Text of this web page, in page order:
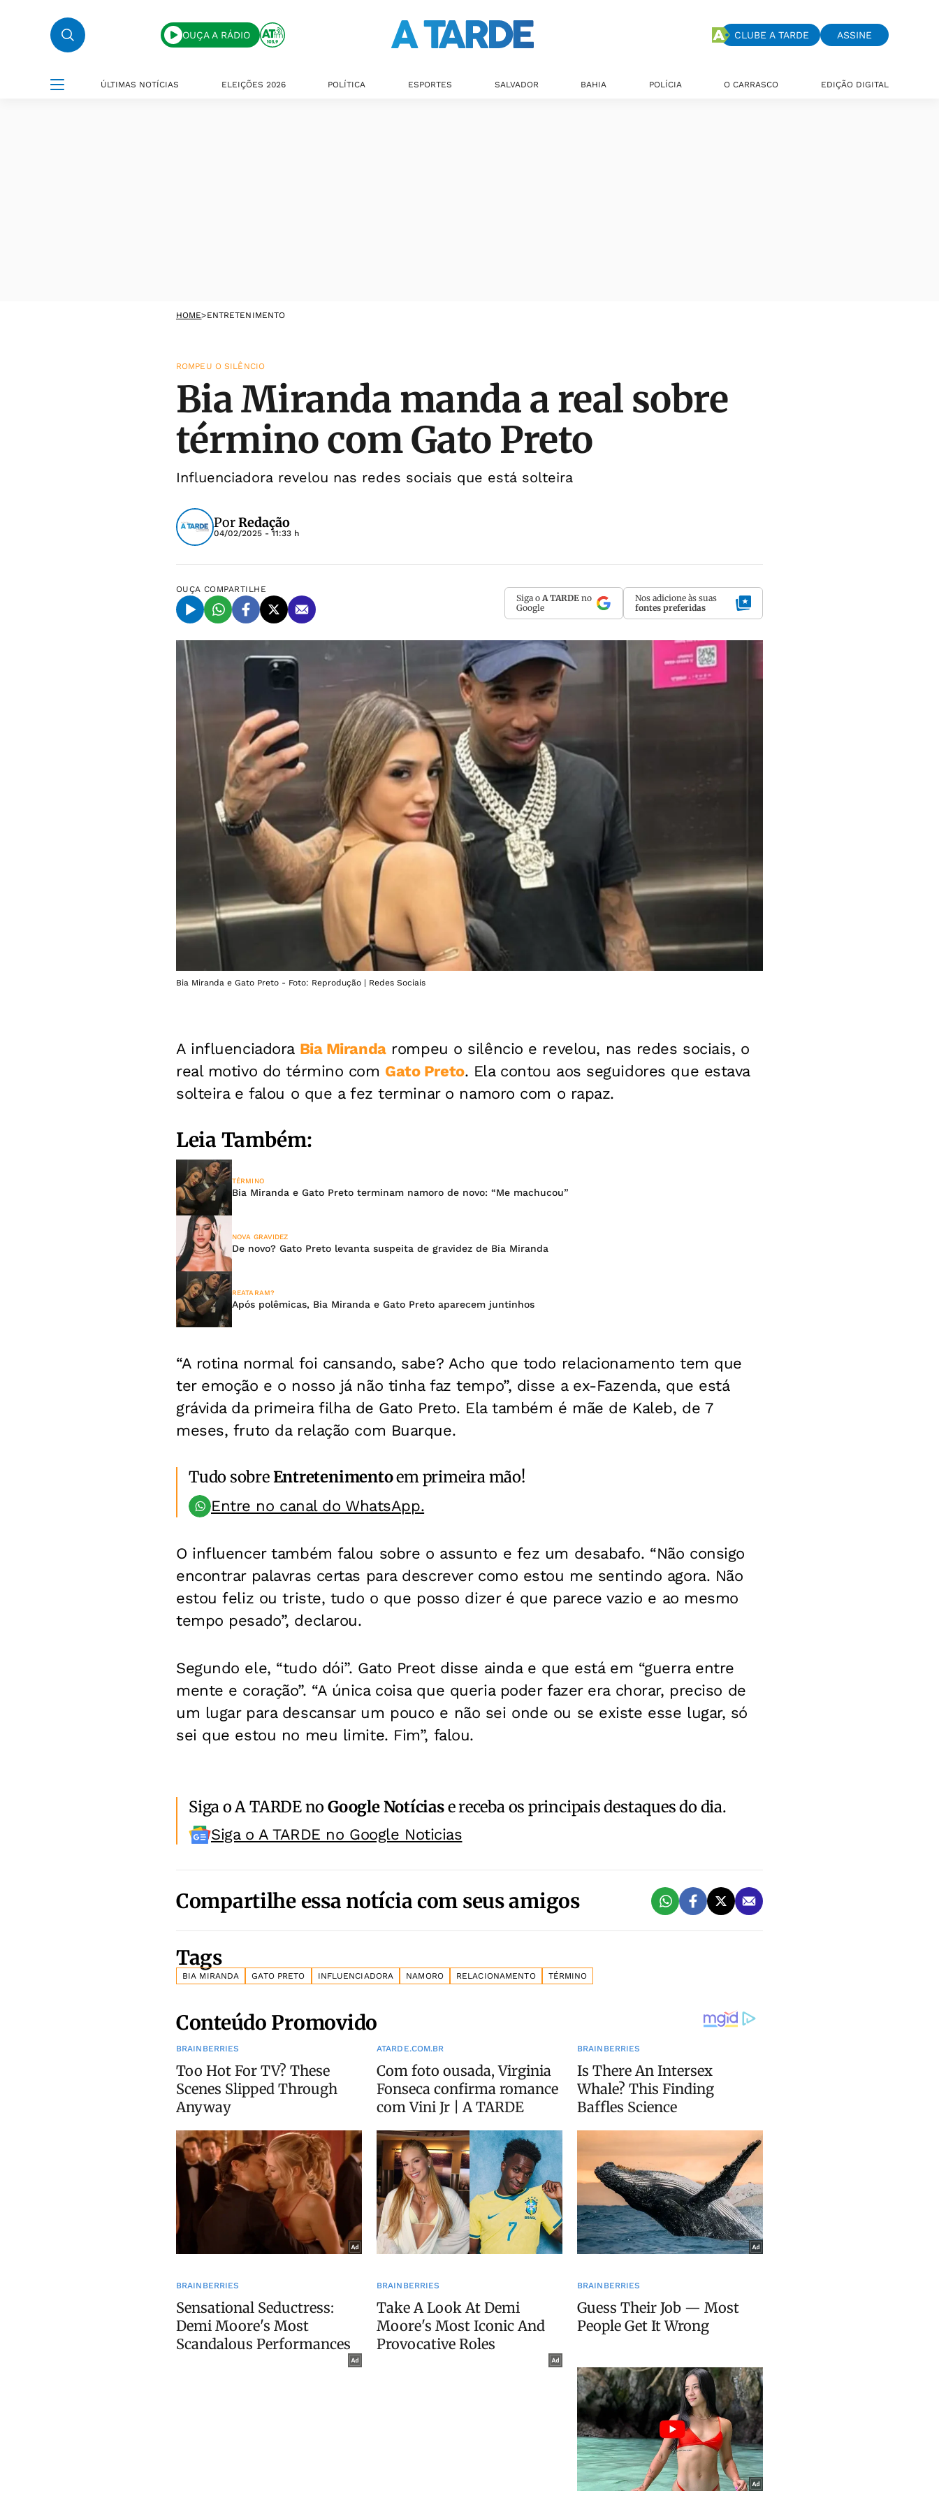
OUÇA A RÁDIO CLUBE A TARDE ASSINE
ÚLTIMAS NOTÍCIAS ELEIÇÕES 2026 POLÍTICA ESPORTES SALVADOR BAHIA POLÍCIA O CARRASCO EDIÇÃO DIGITAL
HOME>ENTRETENIMENTO
ROMPEU O SILÊNCIO
Bia Miranda manda a real sobre
término com Gato Preto
Influenciadora revelou nas redes sociais que está solteira
PorRedação
04/02/2025 - 11:33 h
OUÇA COMPARTILHE
Siga o A TARDE no
Google
Nos adicione às suas
fontes preferidas
Bia Miranda e Gato Preto - Foto: Reprodução | Redes Sociais
A influenciadora Bia Mirandarompeu o silêncio e revelou, nas redes sociais, o
real motivo do término com Gato Preto. Ela contou aos seguidores que estava
solteira e falou o que a fez terminar o namoro com o rapaz.
Leia Também:
TÉRMINO
Bia Miranda e Gato Preto terminam namoro de novo: “Me machucou”
NOVA GRAVIDEZ
De novo? Gato Preto levanta suspeita de gravidez de Bia Miranda
REATARAM?
Após polêmicas, Bia Miranda e Gato Preto aparecem juntinhos
“A rotina normal foi cansando, sabe? Acho que todo relacionamento tem que
ter emoção e o nosso já não tinha faz tempo”, disse a ex-Fazenda, que está
grávida da primeira filha de Gato Preto. Ela também é mãe de Kaleb, de 7
meses, fruto da relação com Buarque.
Tudo sobreEntretenimentoem primeira mão!
Entre no canal do WhatsApp.
O influencer também falou sobre o assunto e fez um desabafo. “Não consigo
encontrar palavras certas para descrever como estou me sentindo agora. Não
estou feliz ou triste, tudo o que posso dizer é que parece vazio e ao mesmo
tempo pesado”, declarou.
Segundo ele, “tudo dói”. Gato Preot disse ainda e que está em “guerra entre
mente e coração”. “A única coisa que queria poder fazer era chorar, preciso de
um lugar para descansar um pouco e não sei onde ou se existe esse lugar, só
sei que estou no meu limite. Fim”, falou.
Siga o A TARDE noGoogle Notíciase receba os principais destaques do dia.
Siga o A TARDE no Google Noticias
Compartilhe essa notícia com seus amigos
Tags
BIA MIRANDA GATO PRETO INFLUENCIADORA NAMORO RELACIONAMENTO TÉRMINO